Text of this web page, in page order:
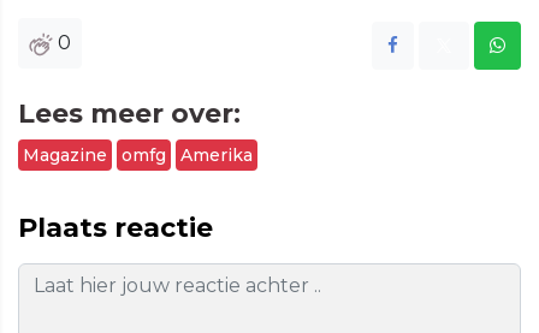
0
Lees meer over:
Magazine omfg Amerika
Plaats reactie